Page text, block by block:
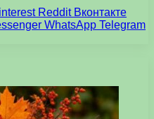
Reddit Вконтакте
WhatsApp Telegram